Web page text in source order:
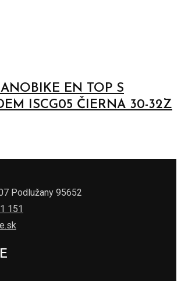
EN TOP S
ISCG05 ČIERNA 30-32Z
Podlužany 95652
151